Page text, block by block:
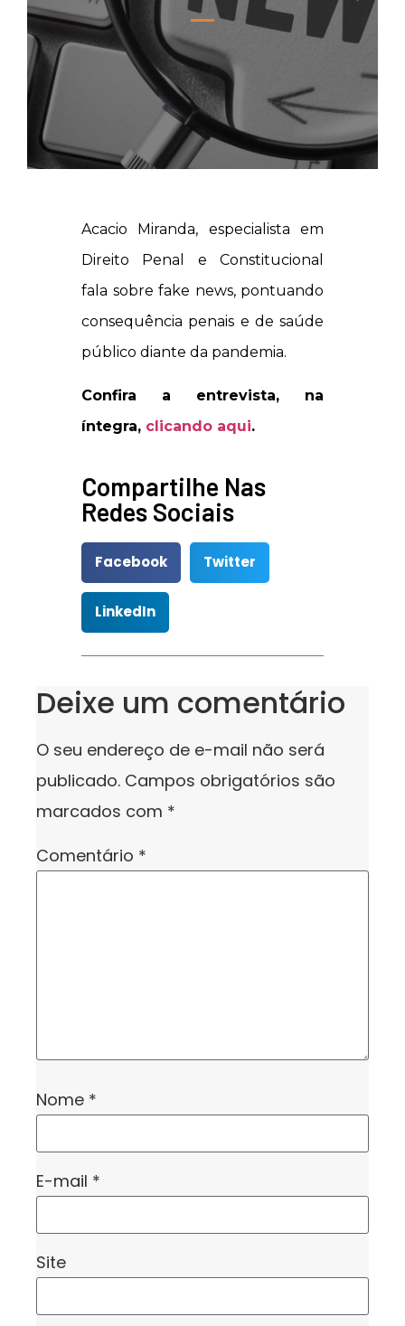
Acacio Miranda, especialista em
Direito Penal e Constitucional
fala sobre fake news, pontuando
consequência penais e de saúde
público diante da pandemia.
Confira a entrevista, na
íntegra, clicando aqui.
Compartilhe Nas
Redes Sociais
Facebook Twitter
LinkedIn
Deixe um comentário
O seu endereço de e-mail não será
publicado. Campos obrigatórios são
marcados com *
Comentário *
Nome *
E-mail *
Site